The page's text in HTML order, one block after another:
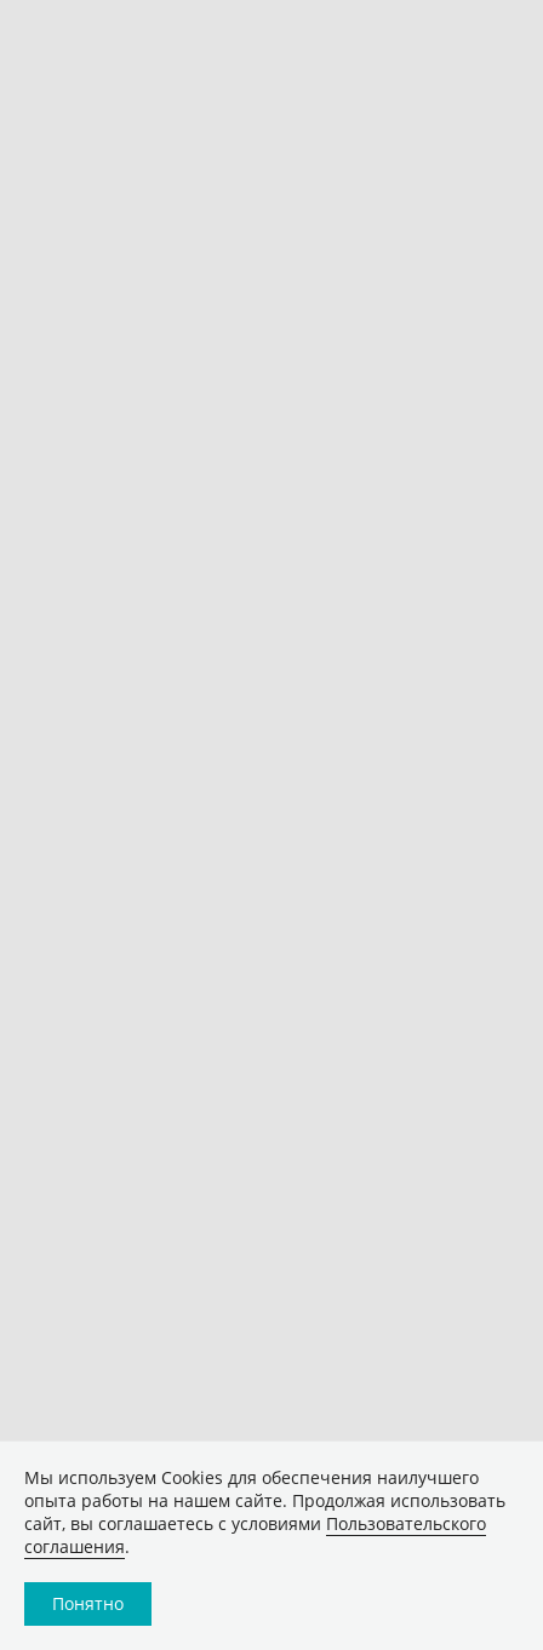
Мы используем Сookies для обеспечения наилучшего
опыта работы на нашем сайте. Продолжая использовать
сайт, вы соглашаетесь с условиями Пользовательского
соглашения.
Понятно